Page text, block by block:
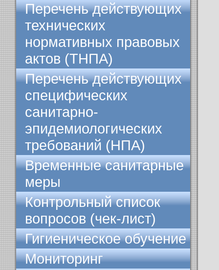
Перечень действующих
технических
нормативных правовых
актов (ТНПА)
Перечень действующих
специфических
санитарно-
эпидемиологических
требований (НПА)
Временные санитарные
меры
Контрольный список
вопросов (чек-лист)
Гигиеническое обучение
Мониторинг